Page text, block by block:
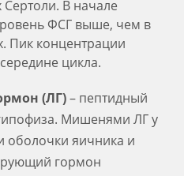
Сертоли. В начале
ФСГ выше, чем в
Пик концентрации
цикла.
(ЛГ)– пептидный
Мишенями ЛГ у
оболочки яичника и
гормон